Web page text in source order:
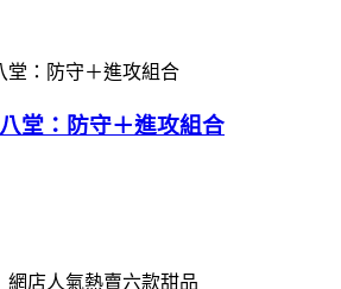
堂：防守＋進攻組合